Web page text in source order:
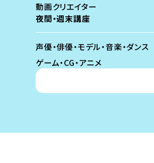
動画クリエイター
夜間・週末講座
声優・俳優・モデル・音楽・ダンス
ゲーム・CG・アニメ